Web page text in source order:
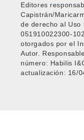
Editores
Capistrán/
de derecho al Uso
051910022300-
otorgados por el
Autor.
número: Habilis
actualización: 16/